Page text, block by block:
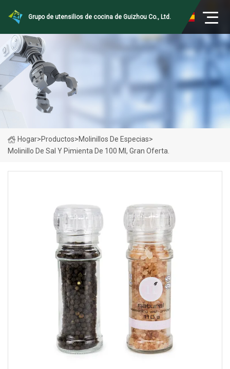
Grupo de utensilios de cocina de Guizhou Co., Ltd.
Hogar>Productos>Molinillos De Especias>
Molinillo De Sal Y Pimienta De 100 Ml, Gran Oferta.